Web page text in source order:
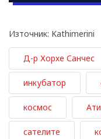
Източник: Kathimerini
Д-р Хорхе Санчес
инкубатор
космос
сателите